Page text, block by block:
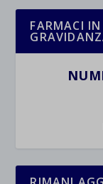
FARMACI